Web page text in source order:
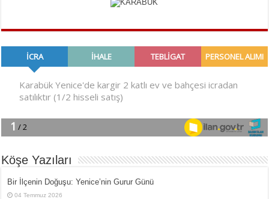
Köşe Yazıları
Bir İlçe­nin Do­ğu­şu: Ye­ni­ce’nin Gurur Günü
04 Temmuz 2026